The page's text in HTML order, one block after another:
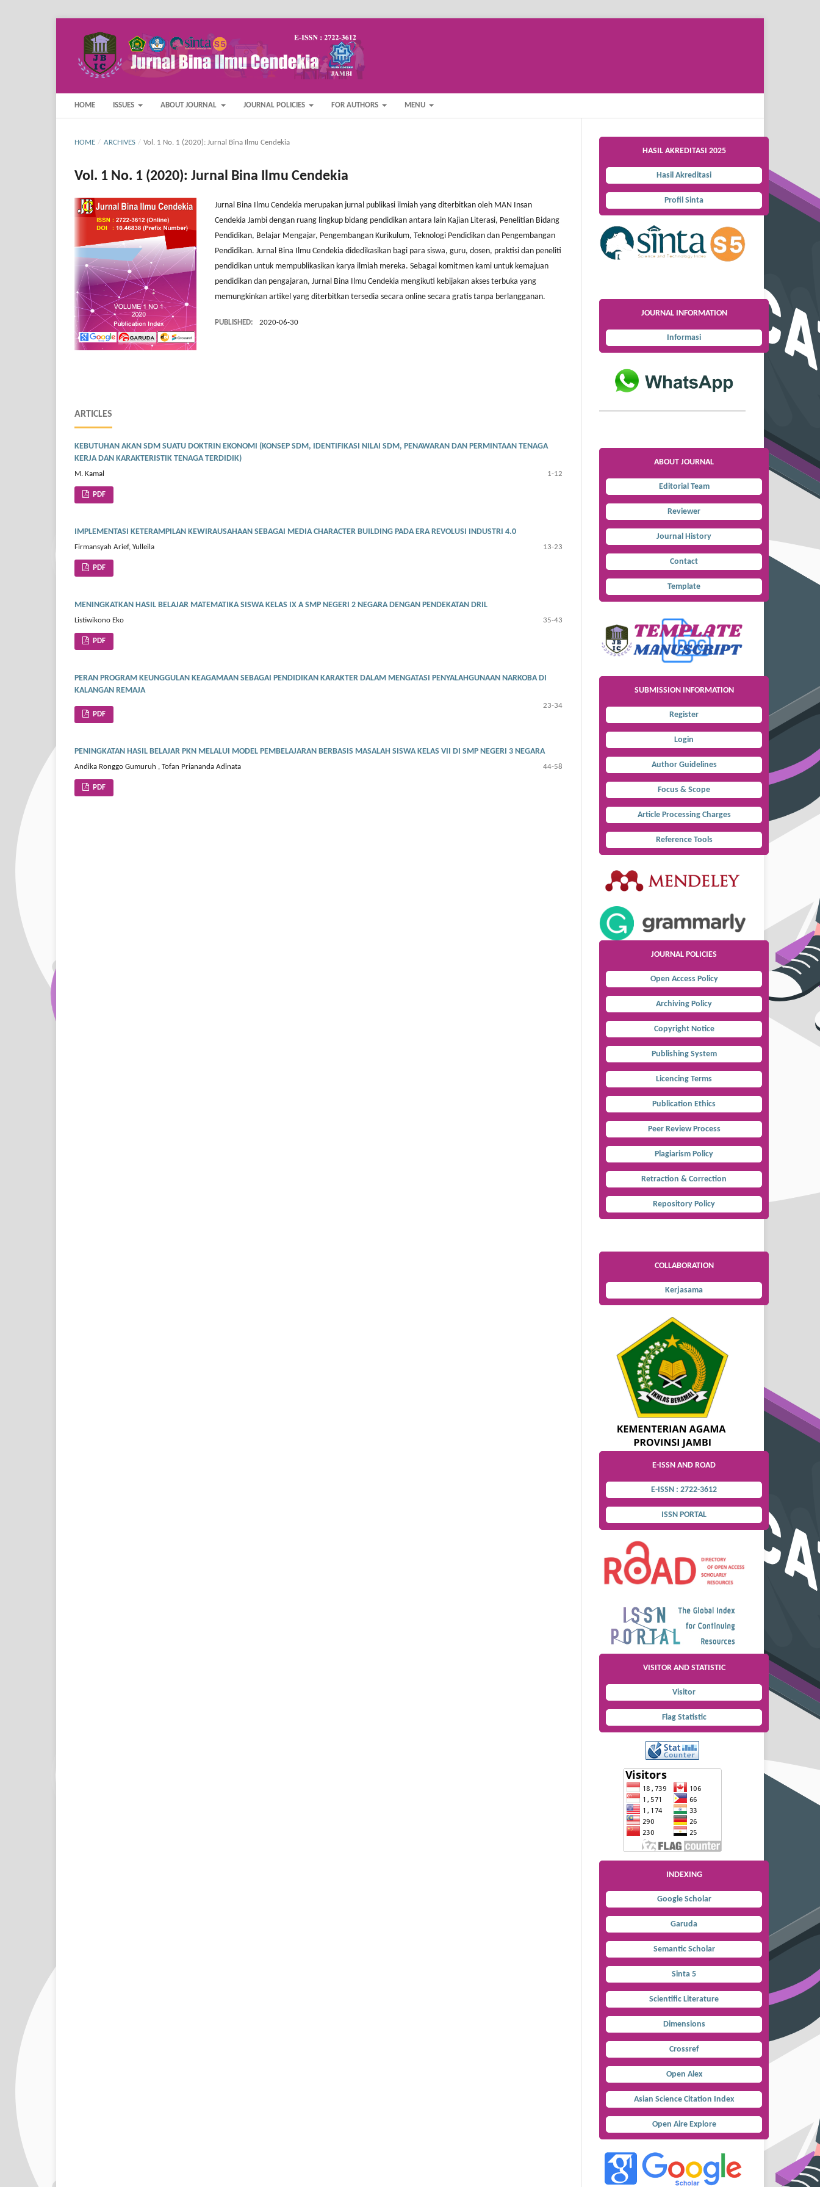
HOME ISSUES ABOUT JOURNAL JOURNAL POLICIES FOR AUTHORS MENU
HOME / ARCHIVES / Vol. 1 No. 1 (2020): Jurnal Bina Ilmu Cendekia
Vol. 1 No. 1 (2020): Jurnal Bina Ilmu Cendekia
Jurnal Bina Ilmu Cendekia merupakan jurnal publikasi ilmiah yang diterbitkan oleh MAN Insan
Cendekia Jambi dengan ruang lingkup bidang pendidikan antara lain Kajian Literasi, Penelitian Bidang
Pendidikan, Belajar Mengajar, Pengembangan Kurikulum, Teknologi Pendidikan dan Pengembangan
Pendidikan. Jurnal Bina Ilmu Cendekia didedikasikan bagi para siswa, guru, dosen, praktisi dan peneliti
pendidikan untuk mempublikasikan karya ilmiah mereka. Sebagai komitmen kami untuk kemajuan
pendidikan dan pengajaran, Jurnal Bina Ilmu Cendekia mengikuti kebijakan akses terbuka yang
memungkinkan artikel yang diterbitkan tersedia secara online secara gratis tanpa berlangganan.
PUBLISHED: 2020-06-30
ARTICLES
KEBUTUHAN AKAN SDM SUATU DOKTRIN EKONOMI (KONSEP SDM, IDENTIFIKASI NILAI SDM, PENAWARAN DAN PERMINTAAN TENAGA
KERJA DAN KARAKTERISTIK TENAGA TERDIDIK)
M. Kamal 1-12
PDF
IMPLEMENTASI KETERAMPILAN KEWIRAUSAHAAN SEBAGAI MEDIA CHARACTER BUILDING PADA ERA REVOLUSI INDUSTRI 4.0
Firmansyah Arief, Yulleila 13-23
PDF
MENINGKATKAN HASIL BELAJAR MATEMATIKA SISWA KELAS IX A SMP NEGERI 2 NEGARA DENGAN PENDEKATAN DRIL
Listiwikono Eko 35-43
PDF
PERAN PROGRAM KEUNGGULAN KEAGAMAAN SEBAGAI PENDIDIKAN KARAKTER DALAM MENGATASI PENYALAHGUNAAN NARKOBA DI
KALANGAN REMAJA
23-34
PDF
PENINGKATAN HASIL BELAJAR PKN MELALUI MODEL PEMBELAJARAN BERBASIS MASALAH SISWA KELAS VII DI SMP NEGERI 3 NEGARA
Andika Ronggo Gumuruh , Tofan Priananda Adinata 44-58
PDF
HASIL AKREDITASI 2025
Hasil Akreditasi
Profil Sinta
JOURNAL INFORMATION
Informasi
ABOUT JOURNAL
Editorial Team
Reviewer
Journal History
Contact
Template
SUBMISSION INFORMATION
Register
Login
Author Guidelines
Focus & Scope
Article Processing Charges
Reference Tools
JOURNAL POLICIES
Open Access Policy
Archiving Policy
Copyright Notice
Publishing System
Licencing Terms
Publication Ethics
Peer Review Process
Plagiarism Policy
Retraction & Correction
Repository Policy
COLLABORATION
Kerjasama
E-ISSN AND ROAD
E-ISSN : 2722-3612
ISSN PORTAL
VISITOR AND STATISTIC
Visitor
Flag Statistic
INDEXING
Google Scholar
Garuda
Semantic Scholar
Sinta 5
Scientific Literature
Dimensions
Crossref
Open Alex
Asian Science Citation Index
Open Aire Explore